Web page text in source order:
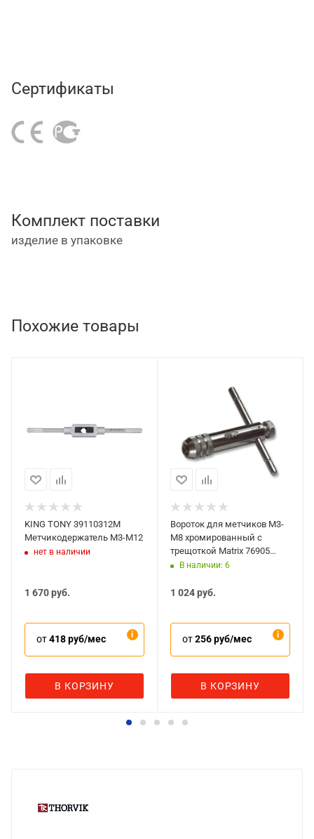
Сертификаты
Комплект поставки
изделие в упаковке
Похожие товары
KING TONY 39110312M
Метчикодержатель М3-М12
нет в наличии
1 670руб.
от418 руб/мес
В КОРЗИНУ
Вороток для метчиков М3-
М8 хромированный с
трещоткой Matrix 76905
Matrix
В наличии: 6
1 024руб.
от256 руб/мес
В КОРЗИНУ